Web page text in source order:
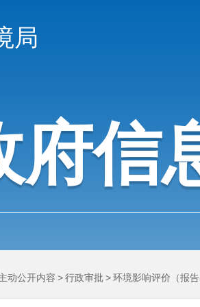
局
府信
动公开内容 >行政审批>环境影响评价（报告